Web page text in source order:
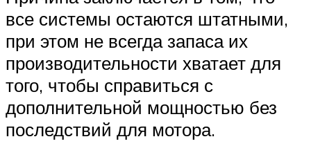
все системы остаются штатными,
при этом не всегда запаса их
производительности хватает для
того, чтобы справиться с
дополнительной мощностью без
последствий для мотора.